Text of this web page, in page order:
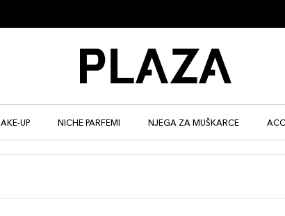
UP NICHE PARFEMI NJEGA ZA MUŠKARCE